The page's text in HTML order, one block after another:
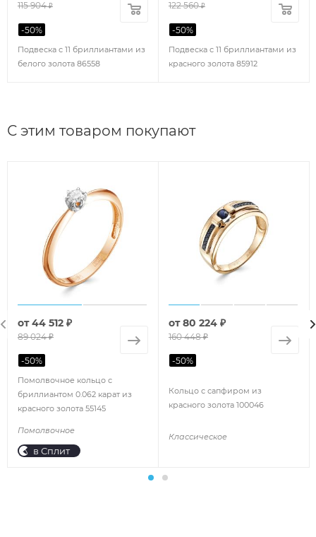
Подвеска с 11 бриллиантами из
белого золота 86558
115 904₽
-50%
Подвеска с 11 бриллиантами из
красного золота 85912
122 560₽
-50%
С этим товаром покупают
Помолвочное кольцо с
бриллиантом 0.062 карат из
красного золота 55145
Помолвочное
от44 512 ₽
89 024 ₽
-50%
в Сплит
Кольцо с сапфиром из
красного золота 100046
Классическое
от80 224 ₽
160 448 ₽
-50%